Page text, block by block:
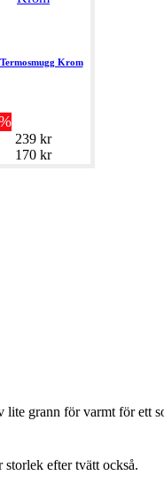
Krom
239 kr
170 kr
grann för varmt för ett
storlek efter tvätt också.